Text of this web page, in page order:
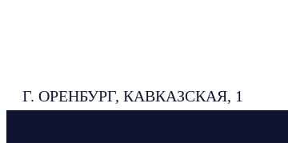
Г. ОРЕНБУРГ, КАВКАЗСКАЯ, 1